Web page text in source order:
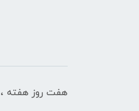
هفت روز هفته ، ۲۴ ساعت شبانه‌روز پاسخگوی شما هستیم